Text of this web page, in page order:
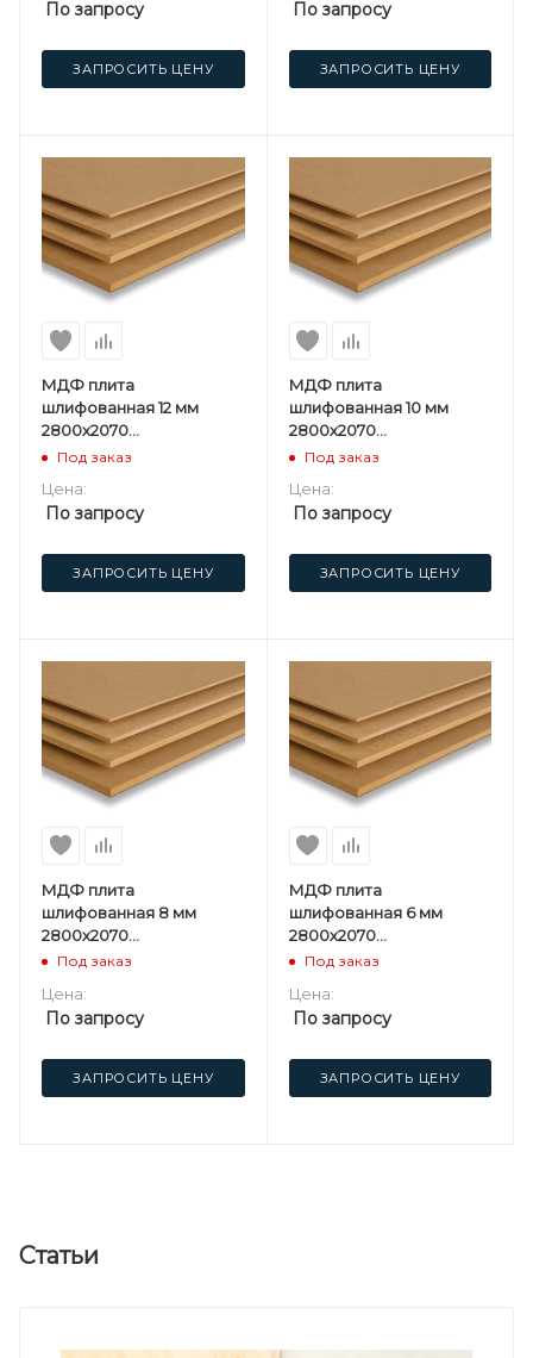
По запросу
ЗАПРОСИТЬ ЦЕНУ
По запросу
ЗАПРОСИТЬ ЦЕНУ
МДФ плита
шлифованная 12 мм
2800х2070
мм Kastamonu F
Под заказ
Цена:
По запросу
ЗАПРОСИТЬ ЦЕНУ
МДФ плита
шлифованная 10 мм
2800х2070
мм Kastamonu ST
Под заказ
Цена:
По запросу
ЗАПРОСИТЬ ЦЕНУ
МДФ плита
шлифованная 8 мм
2800х2070
мм Kastamonu ST
Под заказ
Цена:
По запросу
ЗАПРОСИТЬ ЦЕНУ
МДФ плита
шлифованная 6 мм
2800х2070
мм Kastamonu ST
Под заказ
Цена:
По запросу
ЗАПРОСИТЬ ЦЕНУ
Статьи